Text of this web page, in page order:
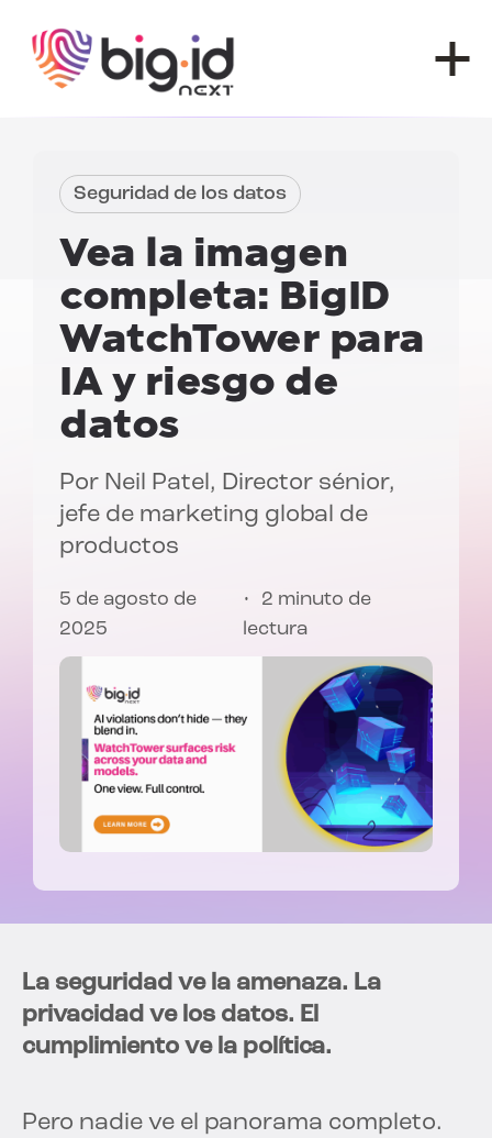
Seguridad de los datos
Vea la imagen
completa: BigID
WatchTower para
IA y riesgo de
datos
Por Neil Patel, Director sénior,
jefe de marketing global de
productos
5 de agosto de
2025
2 minuto de
lectura
La seguridad ve la amenaza. La
privacidad ve los datos. El
cumplimiento ve la política.
Pero nadie ve el panorama completo.